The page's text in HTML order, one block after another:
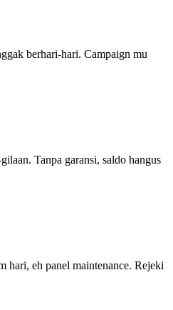
berhari-hari. Campaign mu
Tanpa garansi, saldo hangus
hari, eh panel maintenance. Rejeki